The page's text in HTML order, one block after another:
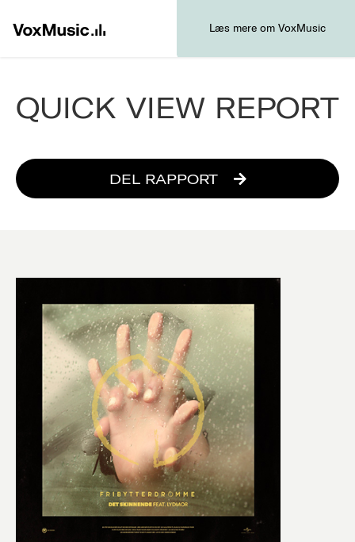
Læs mere om VoxMusic
QUICK VIEW REPORT
DEL RAPPORT